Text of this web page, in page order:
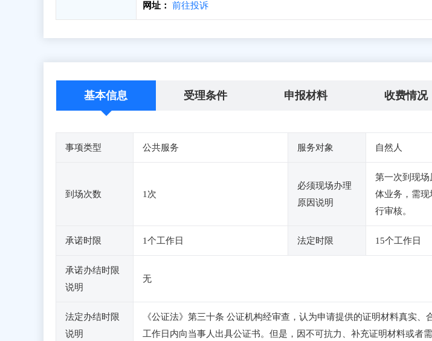
网址：
前往投诉
基本信息 受理条件 申报材料 收费情况
事项类型 公共服务 服务对象 自然人
到场次数 1次
必须现场办理
原因说明
第一次到现
体业务，需
行审核。
承诺时限 1个工作日 法定时限 15个工作日
承诺办结时限
说明
无
法定办结时限
说明
《公证法》第三十条 公证机构经审查，认为申请提供的证明材料真实
工作日内向当事人出具公证书。但是，因不可抗力、补充证明材料或者